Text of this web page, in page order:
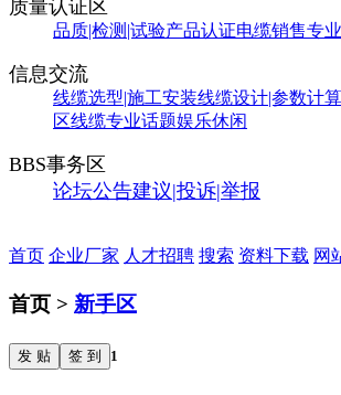
质量认证区
品质|检测|试验产品认证电缆销售专
信息交流
线缆选型|施工安装线缆设计|参数计算
区线缆专业话题娱乐休闲
BBS事务区
论坛公告建议|投诉|举报
首页 企业厂家 人才招聘 搜索 资料下载 网
首页 > 新手区
发 贴 签 到 1